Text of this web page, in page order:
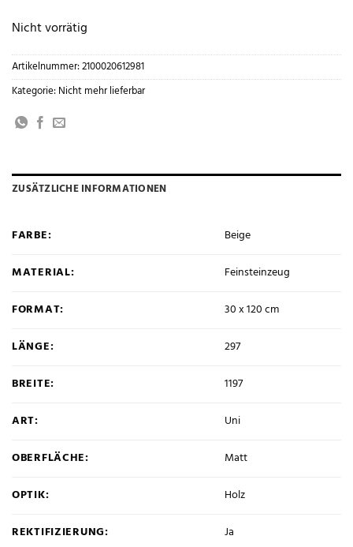
Nicht vorrätig
Artikelnummer:2100020612981
Kategorie: Nicht mehr lieferbar
ZUSÄTZLICHE INFORMATIONEN
FARBE: Beige
MATERIAL: Feinsteinzeug
FORMAT: 30 x 120 cm
LÄNGE: 297
BREITE: 1197
ART: Uni
OBERFLÄCHE: Matt
OPTIK: Holz
REKTIFIZIERUNG: Ja